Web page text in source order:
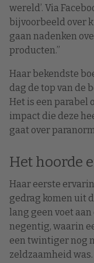
wereld’. Via
bijvoorbeeld over
gaan nadenken
producten.”
Haar bekendste
dag de top van de
Het is een parabel
impact die deze
gaat over
Het hoorde
Haar eerste
gedrag komen uit
lang geen voet
negentig, waarin
een twintiger nog
zeldzaamheid was.